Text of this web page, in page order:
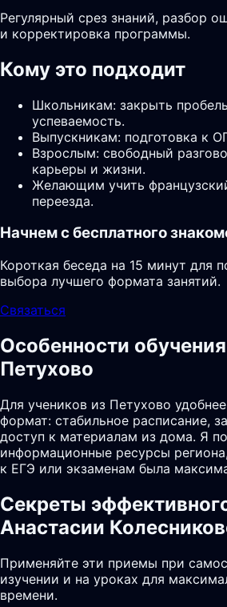
Регулярный срез знаний, разбор
и корректировка программы.
Кому это подходит
Школьникам: закрыть
успеваемость.
Выпускникам: подготовка к
Взрослым: свободный
карьеры и жизни.
Желающим учить
переезда.
Начнем с бесплатного
Короткая беседа на 15 минут для
выбора лучшего формата занятий.
Связаться
Особенности
Петухово
Для учеников из Петухово
формат: стабильное расписание,
доступ к материалам из дома. Я
информационные ресурсы
к ЕГЭ или экзаменам была
Секреты
Анастасии
Применяйте эти приемы при
изучении и на уроках для
времени.